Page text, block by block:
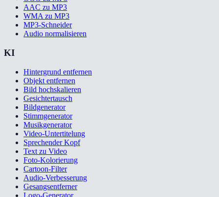
AAC zu MP3
WMA zu MP3
MP3-Schneider
Audio normalisieren
KI
Hintergrund entfernen
Objekt entfernen
Bild hochskalieren
Gesichtertausch
Bildgenerator
Stimmgenerator
Musikgenerator
Video-Untertitelung
Sprechender Kopf
Text zu Video
Foto-Kolorierung
Cartoon-Filter
Audio-Verbesserung
Gesangsentferner
Logo-Generator